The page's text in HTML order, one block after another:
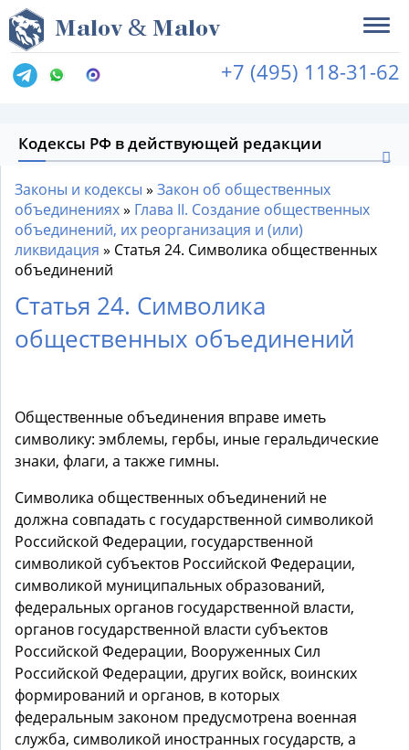
Malov & Malov
+7 (495) 118-31-62
Кодексы РФ в действующей редакции
Законы и кодексы » Закон об общественных
объединениях» Глава II. Создание общественных
объединений, их реорганизация и (или)
ликвидация » Статья 24. Символика общественных
объединений
Статья 24. Символика
общественных объединений
Общественные объединения вправе иметь
символику: эмблемы, гербы, иные геральдические
знаки, флаги, а также гимны.
Символика общественных объединений не
должна совпадать с государственной символикой
Российской Федерации, государственной
символикой субъектов Российской Федерации,
символикой муниципальных образований,
федеральных органов государственной власти,
органов государственной власти субъектов
Российской Федерации, Вооруженных Сил
Российской Федерации, других войск, воинских
формирований и органов, в которых
федеральным законом предусмотрена военная
служба, символикой иностранных государств, а